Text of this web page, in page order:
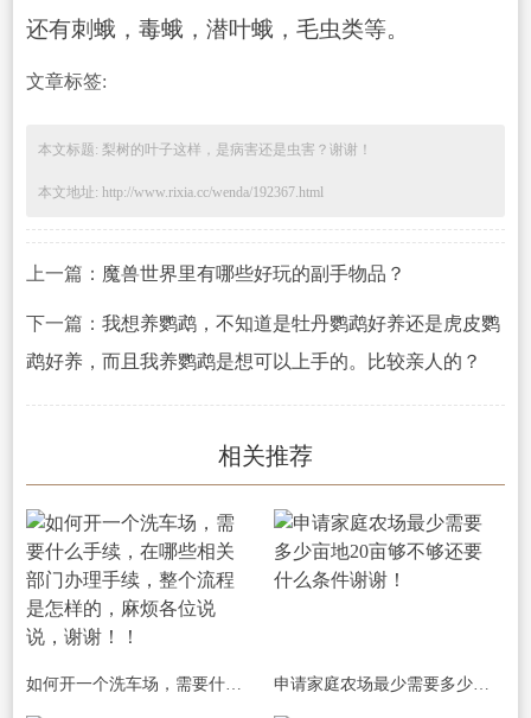
还有刺蛾，毒蛾，潜叶蛾，毛虫类等。
文章标签:
本文标题: 梨树的叶子这样，是病害还是虫害？谢谢！
本文地址: http://www.rixia.cc/wenda/192367.html
上一篇： 魔兽世界里有哪些好玩的副手物品？
下一篇： 我想养鹦鹉，不知道是牡丹鹦鹉好养还是虎皮鹦
鹉好养，而且我养鹦鹉是想可以上手的。比较亲人的？
相关推荐
如何开一个洗车场，需要什么手续，在哪些相关部门办理手续，整个流程是怎样的，麻烦各位说说，谢谢！！ 申请家庭农场最少需要多少亩地20亩够不够还要什么条件谢谢！